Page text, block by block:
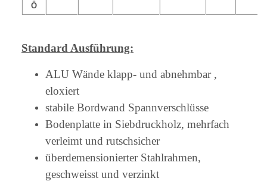
Ö
Standard Ausführung:
ALU Wände klapp- und abnehmbar ,
eloxiert
stabile Bordwand Spannverschlüsse
Bodenplatte in Siebdruckholz, mehrfach
verleimt und rutschsicher
überdemensionierter Stahlrahmen,
geschweisst und verzinkt